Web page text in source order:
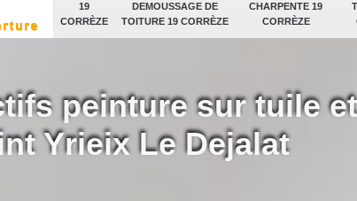
19
CORRÈZE
DEMOUSSAGE DE
TOITURE 19 CORRÈZE
CHARPENTE 19
CORRÈZE
peinture sur tuile et
Yrieix Le Dejalat